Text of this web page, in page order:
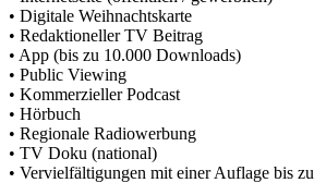
• Digitale Weihnachtskarte
• Redaktioneller TV Beitrag
• App (bis zu 10.000 Downloads)
• Public Viewing
• Kommerzieller Podcast
• Hörbuch
• Regionale Radiowerbung
• TV Doku (national)
• Vervielfältigungen mit einer Auflage bis